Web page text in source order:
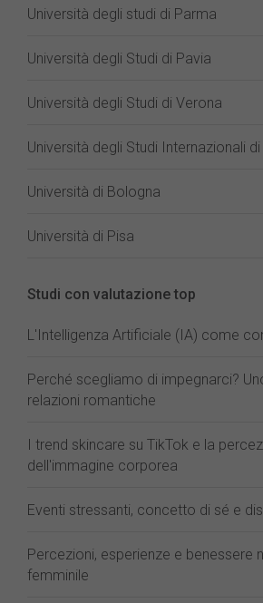
Università degli studi di Parma
Università degli Studi di Pavia
Università degli Studi di Verona
Università degli Studi Internazionali
Università di Bologna
Università di Pisa
Studi con valutazione top
L'Intelligenza Artificiale (IA) come
Perché scegliamo di impegnarci?
relazioni romantiche
I trend skincare su TikTok e la
dell'immagine corporea
Eventi stressanti, concetto di sé e
Percezioni, esperienze e benessere
femminile